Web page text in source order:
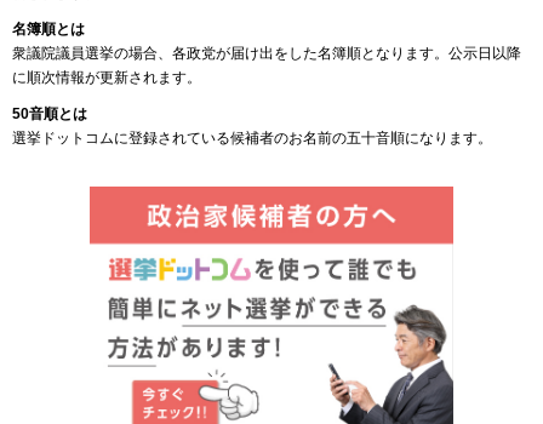
名簿順とは
衆議院議員選挙の場合、各政党が届け出をした名簿順となります。公示日以降
に順次情報が更新されます。
50音順とは
選挙ドットコムに登録されている候補者のお名前の五十音順になります。